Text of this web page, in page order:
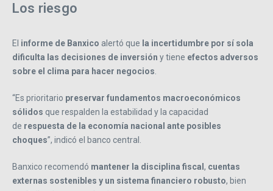
Los riesgo
El informe de Banxico alertó que la incertidumbre por sí sola
dificulta las decisiones de inversión y tiene efectos adversos
sobre el clima para hacer negocios.
“Es prioritario preservar fundamentos macroeconómicos
sólidos que respalden la estabilidad y la capacidad
de respuesta de la economía nacional ante posibles
choques”, indicó el banco central.
Banxico recomendó mantener la disciplina fiscal , cuentas
externas sostenibles y un sistema financiero robusto, bien